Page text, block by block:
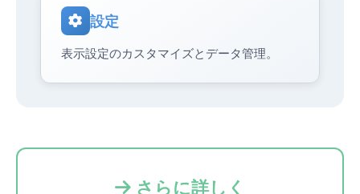
設定
表示設定のカスタマイズとデータ管理。
さらに詳しく